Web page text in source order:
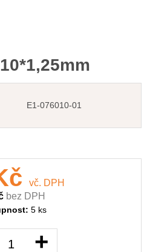
E1-076010-01
vč. DPH
bez DPH
5 ks
+